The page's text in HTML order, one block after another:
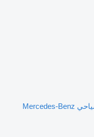
الباص السياحي Mercedes-Benz